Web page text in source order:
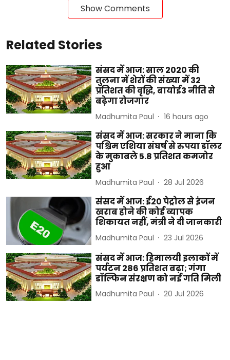
Show Comments
Related Stories
संसद में आज: साल 2020 की
तुलना में शेरों की संख्या में 32
प्रतिशत की वृद्धि, बायोई3 नीति से
बढ़ेगा रोजगार
Madhumita Paul 16 hours ago
संसद में आज: सरकार ने माना कि
पश्चिम एशिया संघर्ष से रुपया डॉलर
के मुकाबले 5.8 प्रतिशत कमजोर
हुआ
Madhumita Paul 28 Jul 2026
संसद में आज: ई20 पेट्रोल से इंजन
खराब होने की कोई व्यापक
शिकायत नहीं, मंत्री ने दी जानकारी
Madhumita Paul 23 Jul 2026
संसद में आज: हिमालयी इलाकों में
पर्यटन 286 प्रतिशत बढ़ा; गंगा
डॉल्फिन संरक्षण को नई गति मिली
Madhumita Paul 20 Jul 2026